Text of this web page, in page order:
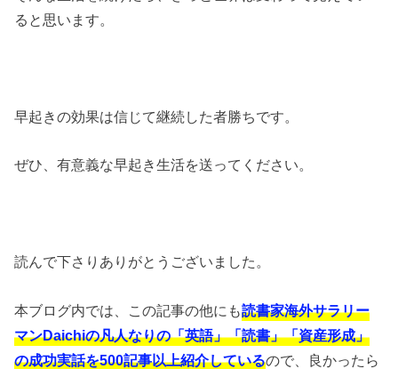
ると思います。
早起きの効果は信じて継続した者勝ちです。
ぜひ、有意義な早起き生活を送ってください。
読んで下さりありがとうございました。
本ブログ内では、この記事の他にも読書家海外サラリー
マンDaichiの凡人なりの「英語」「読書」「資産形成」
の成功実話を500記事以上紹介しているので、良かったら